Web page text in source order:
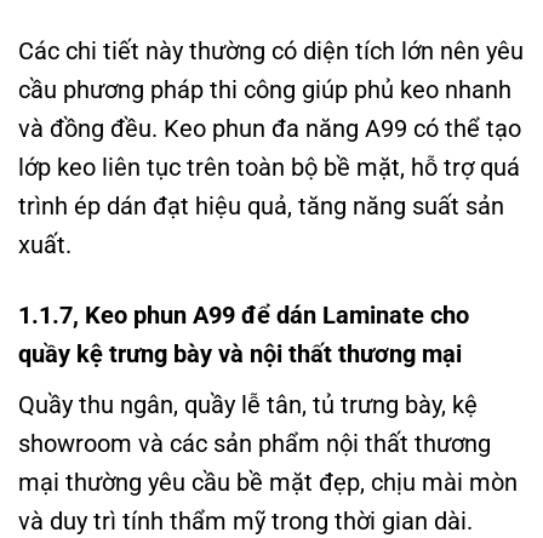
Các chi tiết này thường có diện tích lớn nên yêu
cầu phương pháp thi công giúp phủ keo nhanh
và đồng đều. Keo phun đa năng A99 có thể tạo
lớp keo liên tục trên toàn bộ bề mặt, hỗ trợ quá
trình ép dán đạt hiệu quả, tăng năng suất sản
xuất.
1.1.7, Keo phun A99 để dán Laminate cho
quầy kệ trưng bày và nội thất thương mại
Quầy thu ngân, quầy lễ tân, tủ trưng bày, kệ
showroom và các sản phẩm nội thất thương
mại thường yêu cầu bề mặt đẹp, chịu mài mòn
và duy trì tính thẩm mỹ trong thời gian dài.